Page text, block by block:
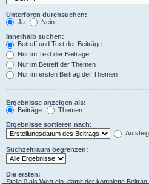
Unterforen durchsuchen:
Ja
Nein
Innerhalb suchen:
Betreff und Text der Beiträge
Nur im Text der Beiträge
Nur im Betreff der Themen
Nur im ersten Beitrag der Themen
Ergebnisse anzeigen als:
Beiträge
Themen
Ergebnisse sortieren nach:
Suchzeitraum begrenzen:
Die ersten:
Stelle 0 als Wert ein, damit der komplette Beitrag